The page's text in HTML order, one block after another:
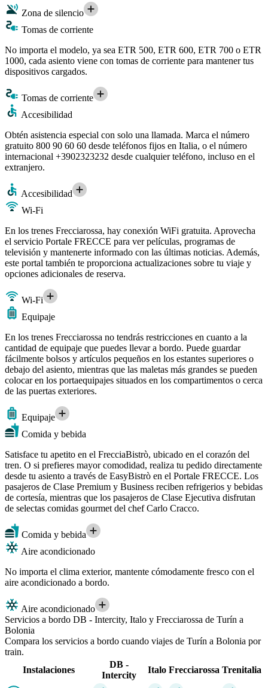
Zona de silencio
Tomas de corriente
No importa el modelo, ya sea ETR 500, ETR 600, ETR 700 o ETR
1000, cada asiento viene con tomas de corriente para mantener tus
dispositivos cargados.
Tomas de corriente
Accesibilidad
Obtén asistencia especial con solo una llamada. Marca el número
gratuito 800 90 60 60 desde teléfonos fijos en Italia, o el número
internacional +3902323232 desde cualquier teléfono, incluso en el
extranjero.
Accesibilidad
Wi-Fi
En los trenes Frecciarossa, hay conexión WiFi gratuita. Aprovecha
el servicio Portale FRECCE para ver películas, programas de
televisión y mantenerte informado con las últimas noticias. Además,
este portal también te proporciona actualizaciones sobre tu viaje y
opciones adicionales de reserva.
Wi-Fi
Equipaje
En los trenes Frecciarossa no tendrás restricciones en cuanto a la
cantidad de equipaje que puedes llevar a bordo. Puede guardar
fácilmente bolsos y artículos pequeños en los estantes superiores o
debajo del asiento, mientras que las maletas más grandes se pueden
colocar en los portaequipajes situados en los compartimentos o cerca
de las puertas exteriores.
Equipaje
Comida y bebida
Satisface tu apetito en el FrecciaBistrò, ubicado en el corazón del
tren. O si prefieres mayor comodidad, realiza tu pedido directamente
desde tu asiento a través de EasyBistrò en el Portale FRECCE. Los
pasajeros de Clase Premium y Business reciben refrigerios y bebidas
de cortesía, mientras que los pasajeros de Clase Ejecutiva disfrutan
de selectas comidas gourmet del chef Carlo Cracco.
Comida y bebida
Aire acondicionado
No importa el clima exterior, mantente cómodamente fresco con el
aire acondicionado a bordo.
Aire acondicionado
Servicios a bordo DB - Intercity, Italo y Frecciarossa de Turín a
Bolonia
Compara los servicios a bordo cuando viajes de Turín a Bolonia por
train.
Instalaciones
DB -
Intercity
Italo Frecciarossa Trenitalia